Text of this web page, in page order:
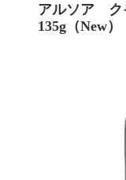
アルソア ク
135g（New）